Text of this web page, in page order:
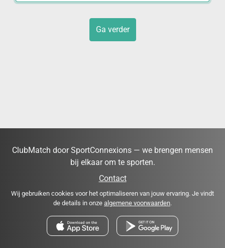
Ga verder
ClubMatch door SportConnexions — we brengen mensen
bij elkaar om te sporten.
Contact
Wij gebruiken cookies voor het optimaliseren van jouw ervaring. Je vindt
de details in onze algemene voorwaarden.